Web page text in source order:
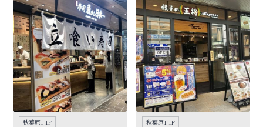
秋葉原1-1F
秋葉原1-1F